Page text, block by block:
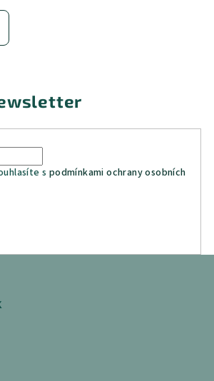
s podmínkami ochrany osobních